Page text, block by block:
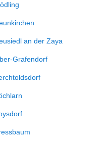
an der Zaya
Grafendorf